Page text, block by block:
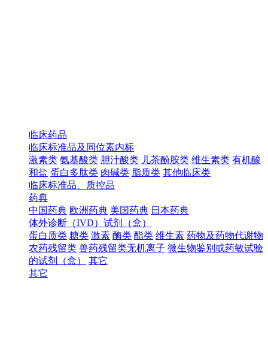
临床药品
临床标准品及同位素内标
激素类 氨基酸类 胆汁酸类 儿茶酚胺类 维生素类 有机酸
和盐 蛋白多肽类 肉碱类 脂质类 其他临床类
临床标准品、质控品
药典
中国药典 欧洲药典 美国药典 日本药典
体外诊断（IVD）试剂（盒）
蛋白质类 糖类 激素 酶类 酯类 维生素 药物及药物代谢物
农药残留类 兽药残留类无机离子 微生物鉴别或药敏试验
的试剂（盒）
其它
其它